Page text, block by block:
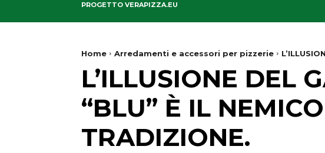
PROGETTO VERAPIZZA.EU
Home Arredamenti e accessori per pizzerie
L’ILLUSIONE DEL
“BLU” È IL
TRADIZIONE.